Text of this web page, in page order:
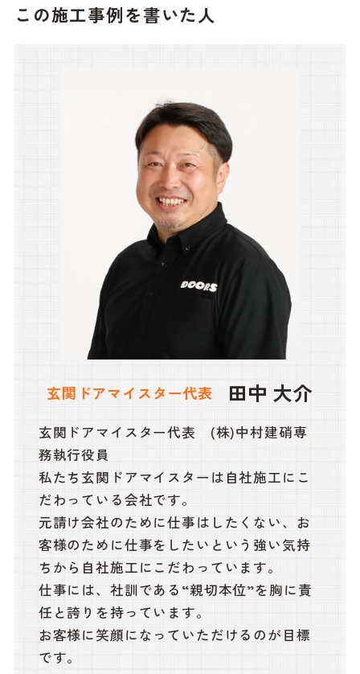
この施工事例を書いた人
玄関ドアマイスター代表 田中 大介
玄関ドアマイスター代表 (株)中村建硝専
務執行役員
私たち玄関ドアマイスターは自社施工にこ
だわっている会社です。
元請け会社のために仕事はしたくない、お
客様のために仕事をしたいという強い気持
ちから自社施工にこだわっています。
仕事には、社訓である“親切本位”を胸に責
任と誇りを持っています。
お客様に笑顔になっていただけるのが目標
です。